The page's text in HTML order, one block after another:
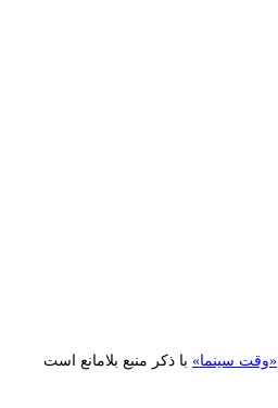
«وقت سینما» با ذکر منبع بلامانع است